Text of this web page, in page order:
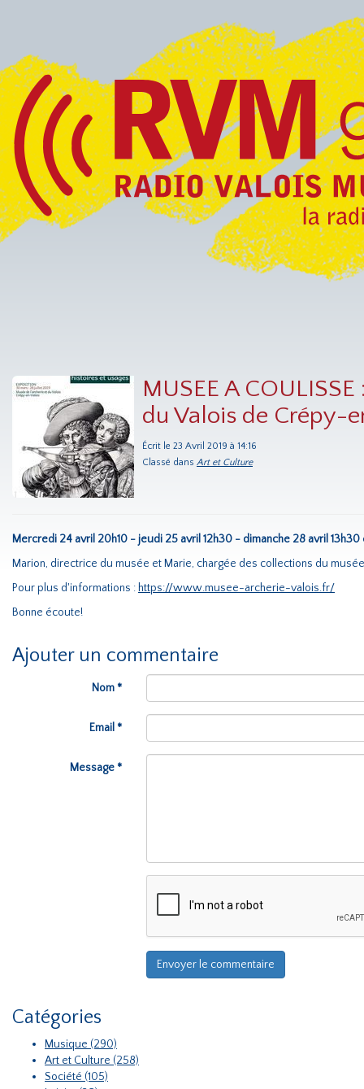
MUSEE A
du Valois de Crépy-
Écrit le 23 Avril 2019 à 14:16
Classé dans Art et Culture
Mercredi 24 avril 20h10 - jeudi 25 avril 12h30 - dimanche 28 avril 13h30
Marion, directrice du musée et Marie, chargée des collections du
Pour plus d'informations : https://www.musee-archerie-valois.fr/
Bonne écoute!
Ajouter un commentaire
Nom *
Email *
Message *
Catégories
Musique (290)
Art et Culture (258)
Société (105)